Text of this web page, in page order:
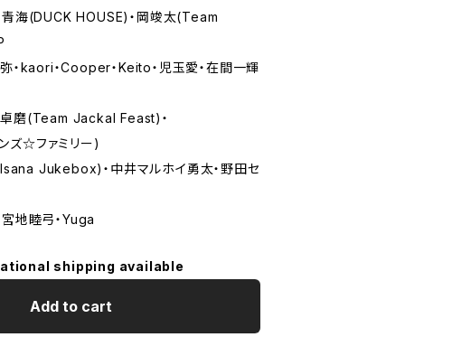
青海(DUCK HOUSE)・岡竣太(Team
・kaori・Cooper・Keito・児玉愛・在間一輝
卓磨(Team Jackal Feast)・
ズ☆ファミリー)
Jukebox)・中井マルホイ勇太・野田セ
地睦弓・Yuga
shipping available
Add to cart